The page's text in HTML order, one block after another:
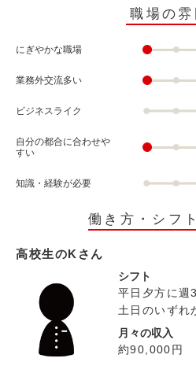
職場の雰
にぎやかな職場
業務外交流多い
ビジネスライク
自分の都合に合わせや
すい
知識・経験が必要
働き方・シフ
高校生のKさん
シフト
平日夕方に週
土日のいずれ
月々の収入
約90,000円